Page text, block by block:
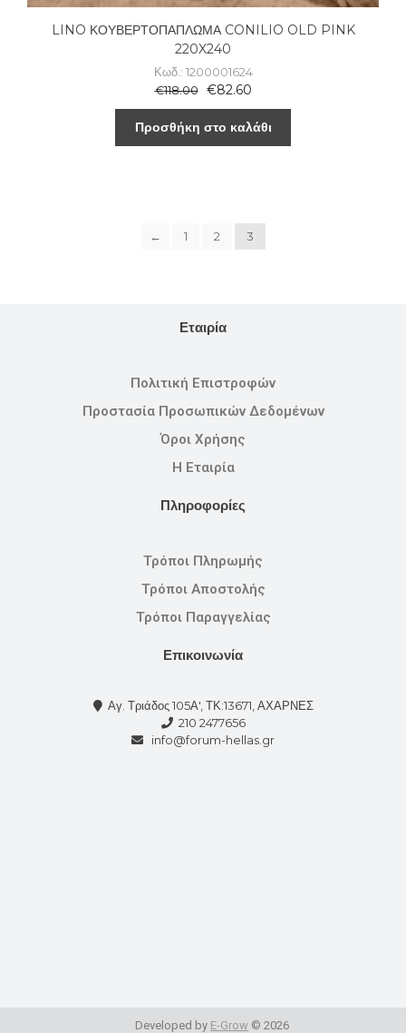
LINO ΚΟΥΒΕΡΤΟΠΑΠΛΩΜΑ CONILIO OLD PINK
220X240
Κωδ.: 1200001624
€118.00 €82.60
Προσθήκη στο καλάθι
← 1 2 3
Εταιρία
Πολιτική Επιστροφών
Προστασία Προσωπικών Δεδομένων
Όροι Χρήσης
Η Εταιρία
Πληροφορίες
Τρόποι Πληρωμής
Τρόποι Αποστολής
Τρόποι Παραγγελίας
Επικοινωνία
Αγ. Τριάδος 105Α', ΤΚ:13671, ΑΧΑΡΝΕΣ
210 2477656
info@forum-hellas.gr
Developed by E-Grow © 2026